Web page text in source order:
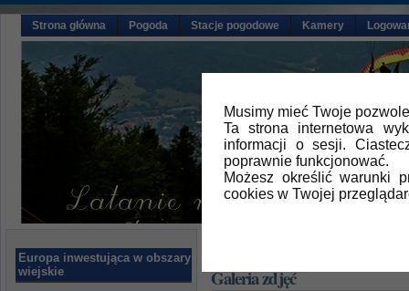
Musimy mieć Twoje
Ta strona internetowa
informacji o sesji.
poprawnie funkcjonować.
Możesz określić warunki
cookies w Twojej
Strona główna Pogoda Stacje pogodowe Kamery
Europa inwestująca w obszary
wiejskie
Galeria zdjęć